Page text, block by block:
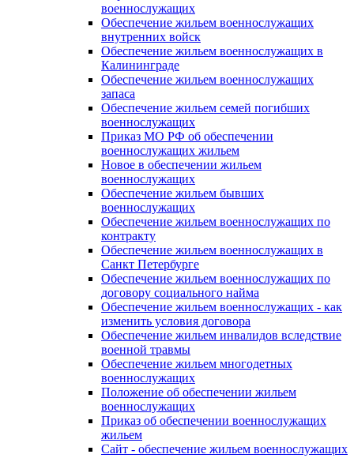
военнослужащих
Обеспечение жильем военнослужащих
внутренних войск
Обеспечение жильем военнослужащих в
Калининграде
Обеспечение жильем военнослужащих
запаса
Обеспечение жильем семей погибших
военнослужащих
Приказ МО РФ об обеспечении
военнослужащих жильем
Новое в обеспечении жильем
военнослужащих
Обеспечение жильем бывших
военнослужащих
Обеспечение жильем военнослужащих по
контракту
Обеспечение жильем военнослужащих в
Санкт Петербурге
Обеспечение жильем военнослужащих по
договору социального найма
Обеспечение жильем военнослужащих - как
изменить условия договора
Обеспечение жильем инвалидов вследствие
военной травмы
Обеспечение жильем многодетных
военнослужащих
Положение об обеспечении жильем
военнослужащих
Приказ об обеспечении военнослужащих
жильем
Сайт - обеспечение жильем военнослужащих